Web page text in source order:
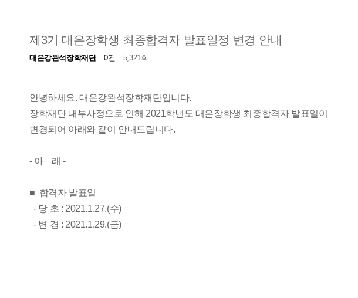
제3기 대은장학생 최종합격자 발표일정 변경 안내
대은강완석장학재단 0건 5,321회
안녕하세요. 대은강완석장학재단입니다.
장학재단 내부사정으로 인해 2021학년도 대은장학생 최종합격자 발표일이
변경되어 아래와 같이 안내드립니다.
- 아 래 -
■ 합격자 발표일
- 당 초 : 2021.1.27.(수)
- 변 경 : 2021.1.29.(금)